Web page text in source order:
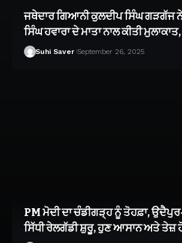
ਜਥੇਦਾਰ ਗਿਆਨੀ ਕੁਲਦੀਪ ਸਿੰਘ ਗੜਗੱਜ
ਸਿੰਘ ਹਵਾਰਾ ਦੇ ਮਾਤਾ ਨਾਲ ਕੀਤੀ
Suhi Saver September 26, 2025
PM ਮੋਦੀ ਦਾ ਚੰਡੀਗੜ੍ਹ ਨੂੰ ਤੋਹਫ਼ਾ,
ਸਿੱਧੀ ਰੇਲਗੱਡੀ ਸ਼ੁਰੂ, ਹੁਣ ਆਸਾਨ ਅਤੇ ਤੇਜ਼